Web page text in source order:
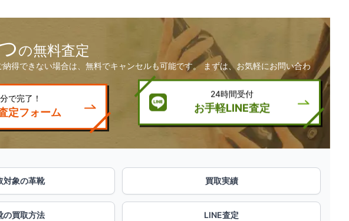
の無料査定
得できない場合は、無料でキャンセルも可能です。 まずは、お気軽にお問い合わ
で完了！
定フォーム
24時間受付
お手軽LINE査定
対象の革靴 買取実績
の買取方法 LINE査定